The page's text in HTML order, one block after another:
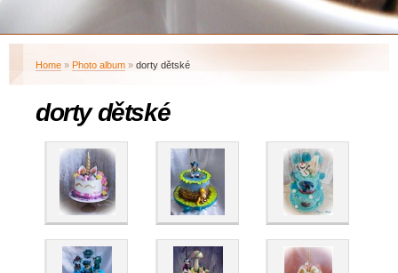
Home » Photo album » dorty dětské
dorty dětské